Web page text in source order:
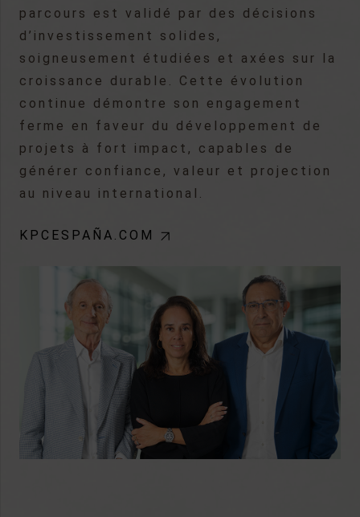
parcours est validé par des décisions
d’investissement solides,
soigneusement étudiées et axées sur la
croissance durable. Cette évolution
continue démontre son engagement
ferme en faveur du développement de
projets à fort impact, capables de
générer confiance, valeur et projection
au niveau international.
KPCESPAÑA.COM